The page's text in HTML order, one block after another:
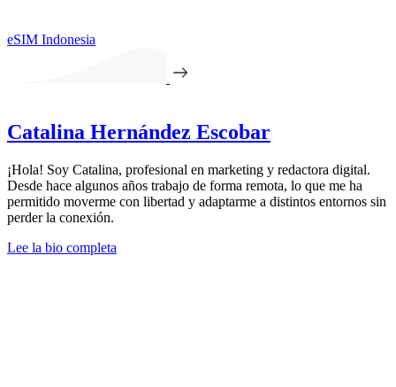
eSIM Indonesia
Catalina Hernández Escobar
¡Hola! Soy Catalina, profesional en marketing y redactora digital.
Desde hace algunos años trabajo de forma remota, lo que me ha
permitido moverme con libertad y adaptarme a distintos entornos sin
perder la conexión.
Lee la bio completa